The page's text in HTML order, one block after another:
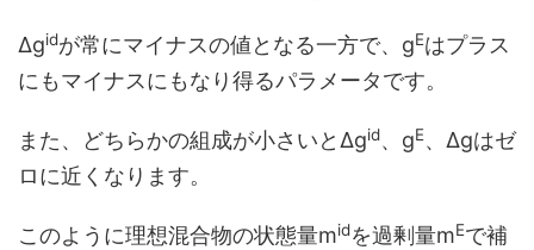
Δgidが常にマイナスの値となる一方で、gEはプラス
にもマイナスにもなり得るパラメータです。
また、どちらかの組成が小さいとΔgid、gE、Δgはゼ
ロに近くなります。
このように理想混合物の状態量midを過剰量mEで補